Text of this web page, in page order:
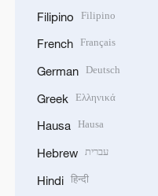
Filipino Filipino
French Français
German Deutsch
Greek Ελληνικά
Hausa Hausa
Hebrew עברית
Hindi हिन्दी